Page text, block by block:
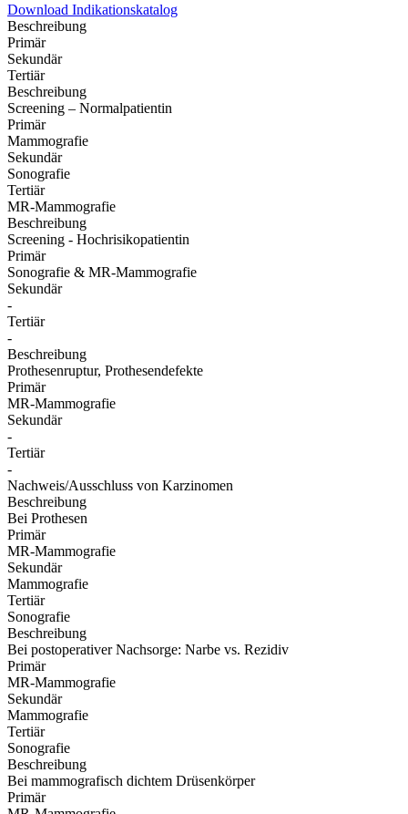
Download Indikationskatalog
Beschreibung
Primär
Sekundär
Tertiär
Beschreibung
Screening – Normalpatientin
Primär
Mammografie
Sekundär
Sonografie
Tertiär
MR-Mammografie
Beschreibung
Screening - Hochrisikopatientin
Primär
Sonografie & MR-Mammografie
Sekundär
-
Tertiär
-
Beschreibung
Prothesenruptur, Prothesendefekte
Primär
MR-Mammografie
Sekundär
-
Tertiär
-
Nachweis/Ausschluss von Karzinomen
Beschreibung
Bei Prothesen
Primär
MR-Mammografie
Sekundär
Mammografie
Tertiär
Sonografie
Beschreibung
Bei postoperativer Nachsorge: Narbe vs. Rezidiv
Primär
MR-Mammografie
Sekundär
Mammografie
Tertiär
Sonografie
Beschreibung
Bei mammografisch dichtem Drüsenkörper
Primär